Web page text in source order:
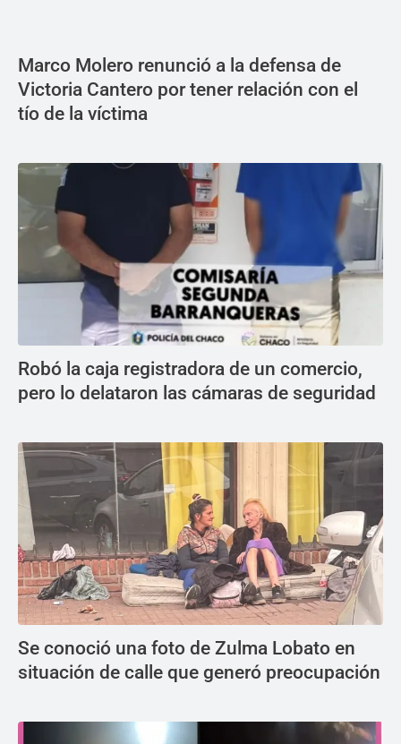
Marco Molero renunció a la defensa de
Victoria Cantero por tener relación con el
tío de la víctima
Robó la caja registradora de un comercio,
pero lo delataron las cámaras de seguridad
Se conoció una foto de Zulma Lobato en
situación de calle que generó preocupación